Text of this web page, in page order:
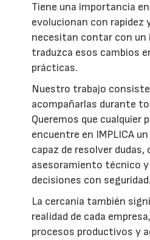
Tiene una importancia
evolucionan con rapidez
necesitan contar con
traduzca esos cambios
prácticas.
Nuestro trabajo
acompañarlas durante
Queremos que cualquier
encuentre en IMPLICA
capaz de resolver dudas,
asesoramiento técnico
decisiones con seguridad.
La cercanía también
realidad de cada
procesos productivos y